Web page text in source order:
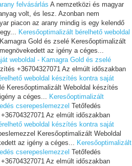
felvásárlás A nemzetközi és magyar
volt, és lesz. Azonban nem
piacon az arany mindig is egy kelendő
Keresőoptimalizált bérelhető weboldal
Kamagra Gold és zselé Keresőoptimalizált
az igény a céges...
weboldal - Kamagra Gold és zselé
+36704327071 Az elmúlt időszakban
weboldal készítés kontra saját
Keresőoptimalizált Weboldal készítés
a céges... Keresőoptimalizált
cserepeslemezzel Tetőfedés
Az elmúlt időszakban
weboldal készítés kontra saját
Keresőoptimalizált Weboldal
az igény a céges... Keresőoptimalizált
cserepeslemezzel Tetőfedés
Az elmúlt időszakban